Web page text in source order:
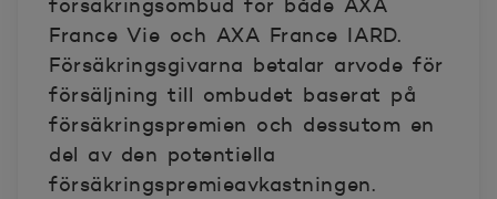
försäkringsombud för både AXA
France Vie och AXA France IARD.
Försäkringsgivarna betalar arvode för
försäljning till ombudet baserat på
försäkringspremien och dessutom en
del av den potentiella
försäkringspremieavkastningen.